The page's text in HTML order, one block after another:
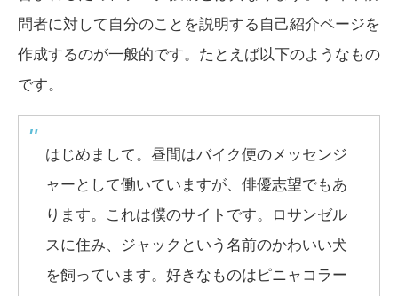
問者に対して自分のことを説明する自己紹介ページを
作成するのが一般的です。たとえば以下のようなもの
です。
はじめまして。昼間はバイク便のメッセンジ
ャーとして働いていますが、俳優志望でもあ
ります。これは僕のサイトです。ロサンゼル
スに住み、ジャックという名前のかわいい犬
を飼っています。好きなものはピニャコラー